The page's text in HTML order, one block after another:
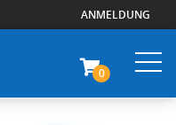
ANMELDUNG
0